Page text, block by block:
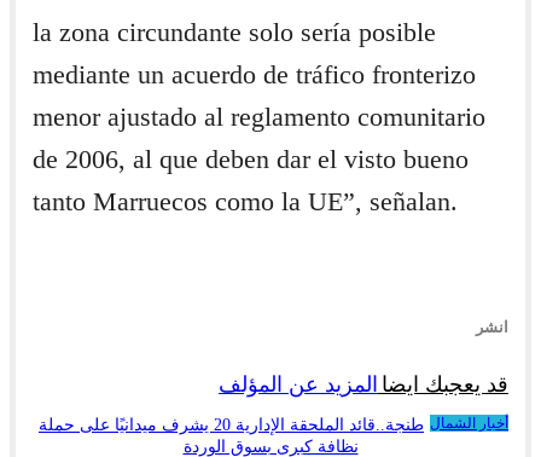
la zona circundante solo sería posible
mediante un acuerdo de tráfico fronterizo
menor ajustado al reglamento comunitario
de 2006, al que deben dar el visto bueno
tanto Marruecos como la UE”, señalan.
انشر
قد يعجبك ايضا المزيد عن المؤلف
أخبار الشمال
طنجة..قائد الملحقة الإدارية 20 يشرف ميدانيًا على حملة
نظافة كبرى بسوق الوردة